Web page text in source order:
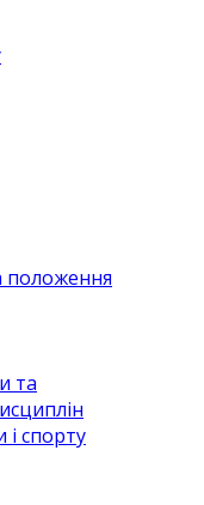
положення
та
і спорту